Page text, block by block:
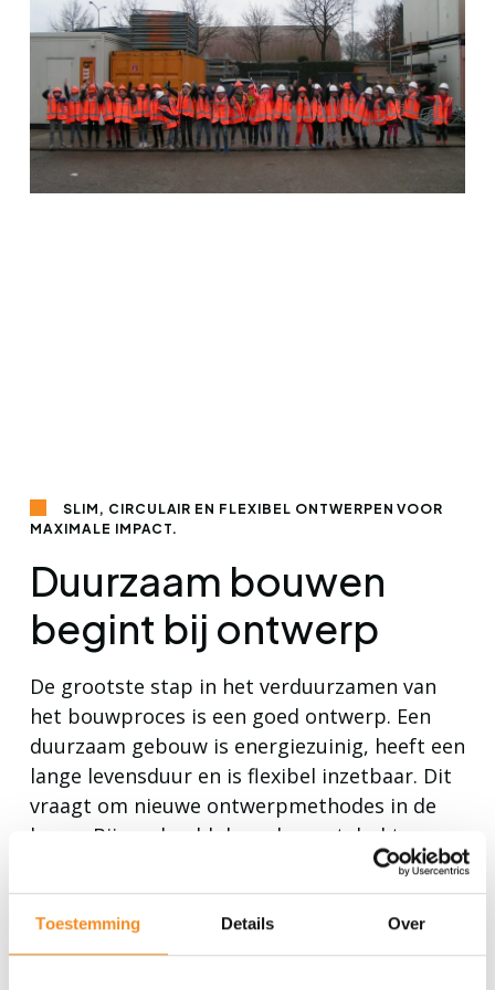
Toestemming Details Over
SLIM, CIRCULAIR EN FLEXIBEL ONTWERPEN VOOR
MAXIMALE IMPACT.
Duurzaam bouwen
begint bij ontwerp
De grootste stap in het verduurzamen van
het bouwproces is een goed ontwerp. Een
duurzaam gebouw is energiezuinig, heeft een
lange levensduur en is flexibel inzetbaar. Dit
vraagt om nieuwe ontwerpmethodes in de
bouw. Bijvoorbeeld door demontabel te
ontwerpen en uitsluitend materialen toe te
passen die uit zuivere, herbruikbare stoffen
bestaan. Ook een goede samenwerking in het
bouwproces is erg belangrijk, het leidt tot